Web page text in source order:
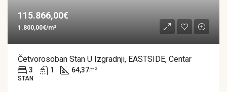
115.866,00€
1.800,00€/m²
Četvorosoban Stan U Izgradnji, EASTSIDE, Centar
3 1 64,37m²
STAN